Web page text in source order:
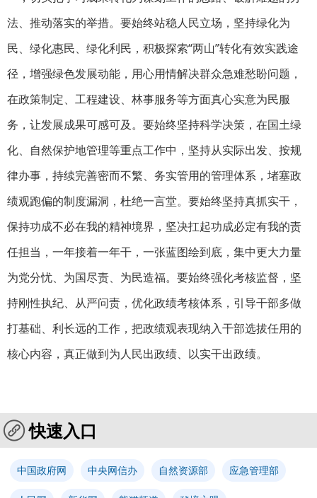
法、推动落实的举措。要始终站稳人民立场，坚持绿化为
民、绿化惠民、绿化利民，积极探索“两山”转化有效实践途
径，增强绿色发展动能，用心用情解决群众急难愁盼问题，
在政策制定、工程建设、林事服务等方面真心实意为民服
务，让发展成果可感可及。要始终坚持科学决策，在国土绿
化、自然保护地管理等重点工作中，坚持从实际出发、按规
律办事，持续完善密而不繁、务实管用的管理体系，堵塞政
绩观跑偏的制度漏洞，杜绝一言堂。要始终坚持真抓实干，
保持功成不必在我的精神境界，坚决扛起功成必定有我的责
任担当，一年接着一年干，一张蓝图绘到底，集中更大力量
为党分忧、为国尽责、为民造福。要始终强化考核监督，坚
持刚性执纪、从严问责，优化政绩考核体系，引导干部多做
打基础、利长远的工作，把政绩观表现纳入干部选拔任用的
核心内容，真正做到为人民出政绩、以实干出政绩。
快速入口
中国政府网 中央网信办 自然资源部 应急管理部